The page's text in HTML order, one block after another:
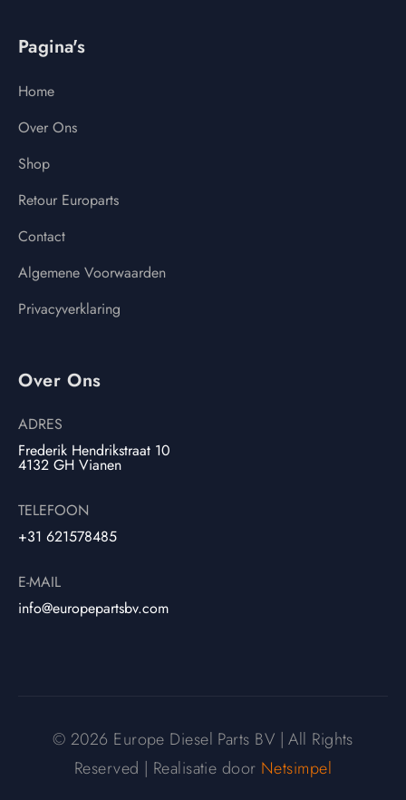
Pagina's
Home
Over Ons
Shop
Retour Europarts
Contact
Algemene Voorwaarden
Privacyverklaring
Over Ons
ADRES
Frederik Hendrikstraat 10
4132 GH Vianen
TELEFOON
+31 621578485
E-MAIL
info@europepartsbv.com
© 2026 Europe Diesel Parts BV | All Rights
Reserved | Realisatie door Netsimpel